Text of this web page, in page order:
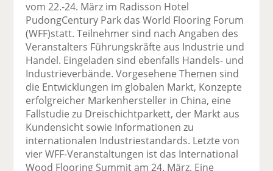
vom 22.-24. März im Radisson Hotel
PudongCentury Park das World Flooring Forum
(WFF)statt. Teilnehmer sind nach Angaben des
Veranstalters Führungskräfte aus Industrie und
Handel. Eingeladen sind ebenfalls Handels- und
Industrieverbände. Vorgesehene Themen sind
die Entwicklungen im globalen Markt, Konzepte
erfolgreicher Markenhersteller in China, eine
Fallstudie zu Dreischichtparkett, der Markt aus
Kundensicht sowie Informationen zu
internationalen Industriestandards. Letzte von
vier WFF-Veranstaltungen ist das International
Wood Flooring Summit am 24. März. Eine